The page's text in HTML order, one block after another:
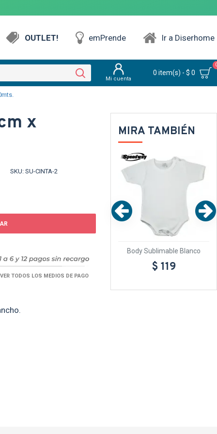
OUTLET! emPrende Ir a Diserhome
Mi cuenta
0 item(s) - $ 0
x
SKU: SU-CINTA-2
VER TODOS LOS MEDIOS DE PAGO
MIRA TAMBIÉN
$ 69
TEXTTRANSPARENTE
Body Sublimable Blanco
$ 119